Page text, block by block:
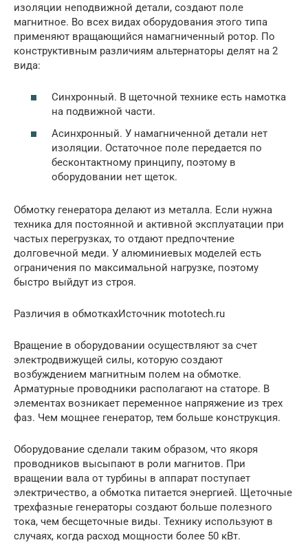
изоляции неподвижной детали, создают поле
магнитное. Во всех видах оборудования этого типа
применяют вращающийся намагниченный ротор. По
конструктивным различиям альтернаторы делят на 2
вида:
Синхронный. В щеточной технике есть намотка
на подвижной части.
Асинхронный. У намагниченной детали нет
изоляции. Остаточное поле передается по
бесконтактному принципу, поэтому в
оборудовании нет щеток.
Обмотку генератора делают из металла. Если нужна
техника для постоянной и активной эксплуатации при
частых перегрузках, то отдают предпочтение
долговечной меди. У алюминиевых моделей есть
ограничения по максимальной нагрузке, поэтому
быстро выйдут из строя.
Различия в обмоткахИсточник mototech.ru
Вращение в оборудовании осуществляют за счет
электродвижущей силы, которую создают
возбуждением магнитным полем на обмотке.
Арматурные проводники располагают на статоре. В
элементах возникает переменное напряжение из трех
фаз. Чем мощнее генератор, тем больше конструкция.
Оборудование сделали таким образом, что якоря
проводников высыпают в роли магнитов. При
вращении вала от турбины в аппарат поступает
электричество, а обмотка питается энергией. Щеточные
трехфазные генераторы создают больше полезного
тока, чем бесщеточные виды. Технику используют в
случаях, когда расход мощности более 50 кВт.